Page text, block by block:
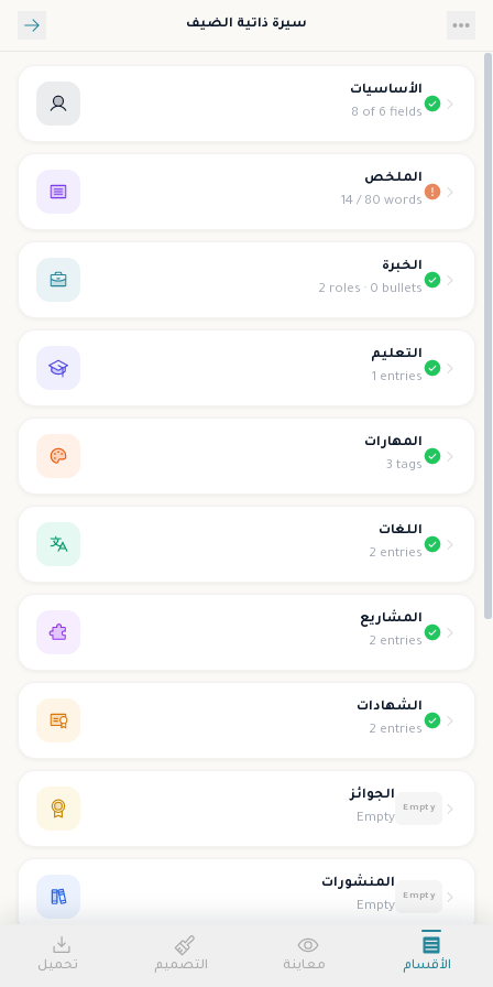
تخطي إلى المحتوى الرئيسيسيرة ذاتية الضيف
الأساسيات
8 of 6 fields
الملخص
14 / 80 words
الخبرة
2 roles · 0 bullets
التعليم
1 entries
المهارات
3 tags
اللغات
2 entries
المشاريع
2 entries
الشهادات
2 entries
الجوائز
Empty
Empty
المنشورات
Empty
Empty
الأقسام معاينة التصميم تحميل